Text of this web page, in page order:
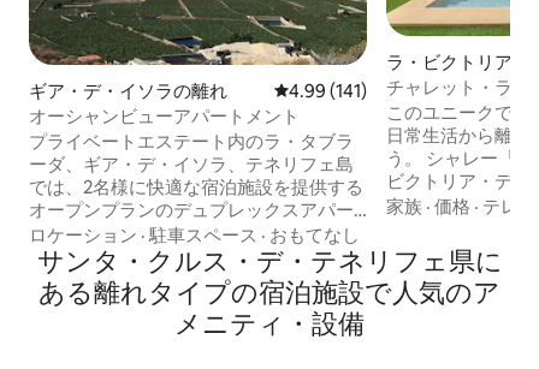
ギア・デ・イソラの離れ レビュー141件、5つ星中4.99つ
4.99 (141)
オーシャンビューアパートメント
プライベートエステート内のラ・タブラ
ーダ、ギア・デ・イソラ、テネリフェ島
では、2名様に快適な宿泊施設を提供する
オープンプランのデュプレックスアパー
トで、オーシャンビューアパートメント
での穏やかな滞在をお楽しみいただけま
す。 タイトルのように、大西洋とラ・ゴ
メラ島とラ・パルマ島の広角からの眺め
が楽しめます。西に面しているので、か
ロケーション ·駐車スペース · おもてなし
ラ・ビクトリア・
テホの離れ
チャレット・ラス
プライベートプー
このユニークでく
日常生活から離れ
う。 シャレー「
ビクトリア・デ
の中心部から500
ライベートプー
品が揃ったバス
ダイニングエリア
家族 ·価格 · テレビ
サンタ・クルス・デ・テネリフェ県に
ある離れタイプの宿泊施設で人気のア
メニティ・設備